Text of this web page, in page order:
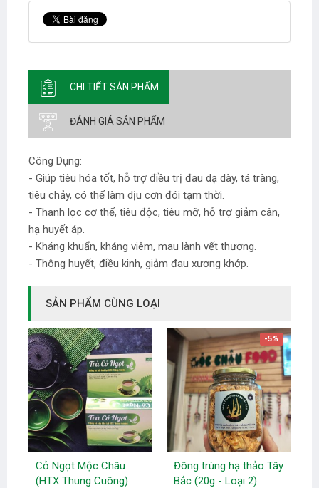
CHI TIẾT SẢN PHẨM
ĐÁNH GIÁ SẢN PHẨM
Công Dụng:
- Giúp tiêu hóa tốt, hỗ trợ điều trị đau dạ dày, tá tràng,
tiêu chảy, có thể làm dịu cơn đói tạm thời.
- Thanh lọc cơ thể, tiêu độc, tiêu mỡ, hỗ trợ giảm cân,
hạ huyết áp.
- Kháng khuẩn, kháng viêm, mau lành vết thương.
- Thông huyết, điều kinh, giảm đau xương khớp.
SẢN PHẨM CÙNG LOẠI
Cỏ Ngọt Mộc Châu
(HTX Thung Cuông)
-5%
Đông trùng hạ thảo Tây
Bắc (20g - Loại 2)